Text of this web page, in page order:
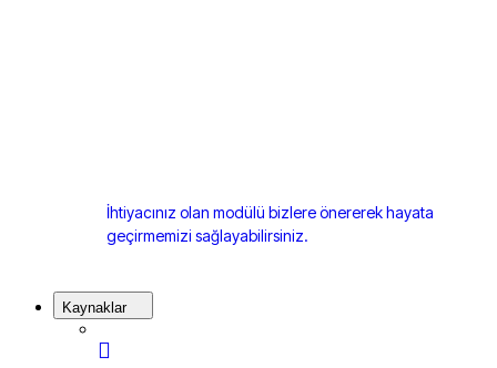
İhtiyacınız olan modülü bizlere önererek hayata
geçirmemizi sağlayabilirsiniz.
Kaynaklar